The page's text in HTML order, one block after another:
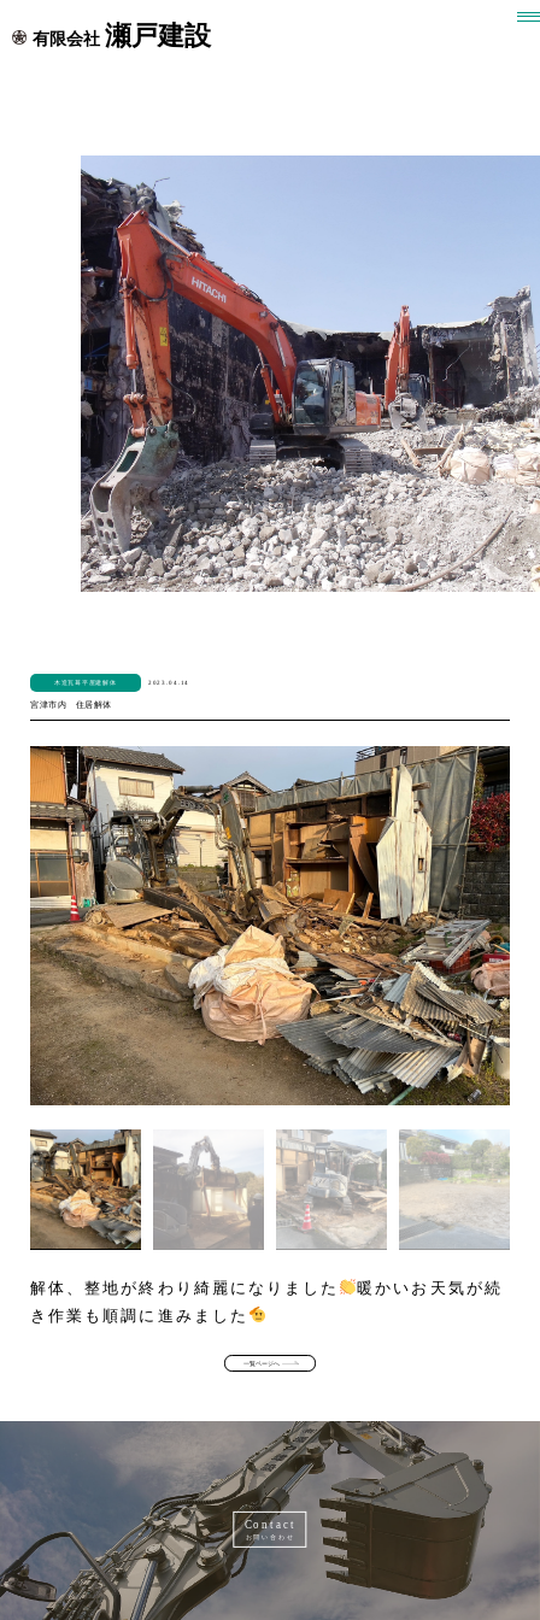
有限会社 瀬戸建設
木造瓦葺平屋建解体 2023.04.14
宮津市内 住居解体
解体、整地が終わり綺麗になりました
暖かいお天気が続
き作業も順調に進みました
一覧ページへ
Contact
お問い合わせ